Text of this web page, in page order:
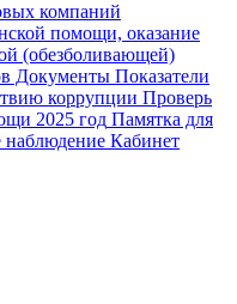
компаний
помощи, оказание
(обезболивающей)
Документы Показатели
коррупции Проверь
2025 год Памятка для
наблюдение Кабинет